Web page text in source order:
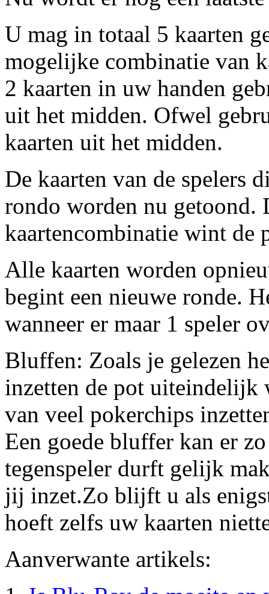
U mag in totaal 5 kaarten
mogelijke combinatie van
2 kaarten in uw handen
uit het midden. Ofwel
kaarten uit het midden.
De kaarten van de spelers
rondo worden nu getoond.
kaartencombinatie wint de
Alle kaarten worden
begint een nieuwe ronde.
wanneer er maar 1 speler
Bluffen: Zoals je gelezen
inzetten de pot uiteindelijk
van veel pokerchips
Een goede bluffer kan er
tegenspeler durft gelijk
jij inzet.Zo blijft u als
hoeft zelfs uw kaarten
Aanverwante artikels: